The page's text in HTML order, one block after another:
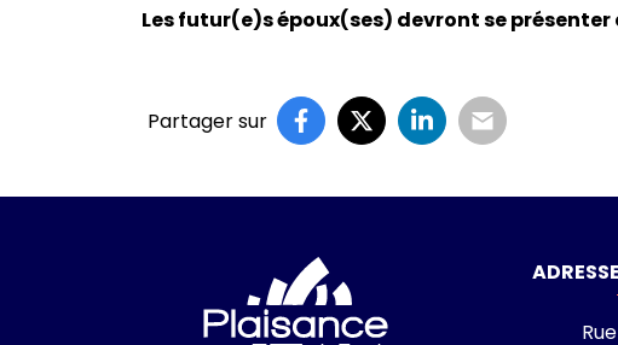
Les futur(e)s époux(ses) devront se
Partager sur
Logo Ville de